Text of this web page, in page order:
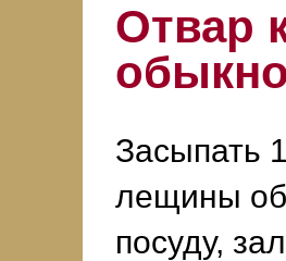
Отвар
Засыпать
лещины
посуду,